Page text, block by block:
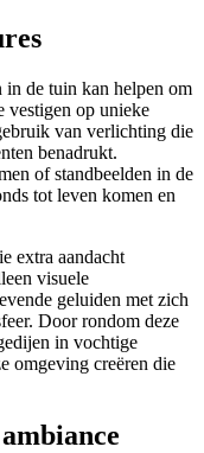
in de tuin kan helpen om
vestigen op unieke
van verlichting die
benadrukt.
of standbeelden in de
tot leven komen en
extra aandacht
visuele
geluiden met zich
Door rondom deze
in vochtige
omgeving creëren die